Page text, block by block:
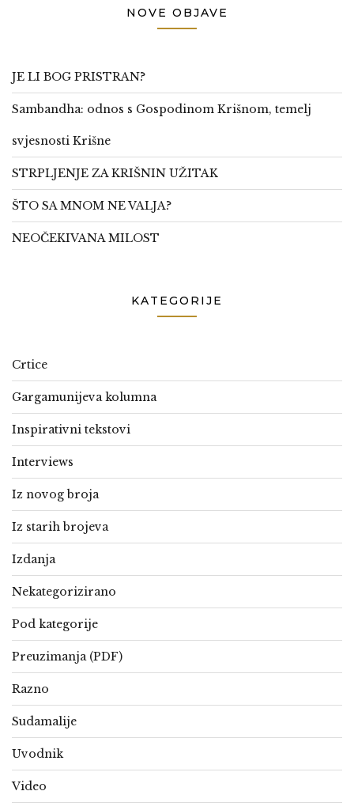
NOVE OBJAVE
JE LI BOG PRISTRAN?
Sambandha: odnos s Gospodinom Krišnom, temelj
svjesnosti Krišne
STRPLJENJE ZA KRIŠNIN UŽITAK
ŠTO SA MNOM NE VALJA?
NEOČEKIVANA MILOST
KATEGORIJE
Crtice
Gargamunijeva kolumna
Inspirativni tekstovi
Interviews
Iz novog broja
Iz starih brojeva
Izdanja
Nekategorizirano
Pod kategorije
Preuzimanja (PDF)
Razno
Sudamalije
Uvodnik
Video